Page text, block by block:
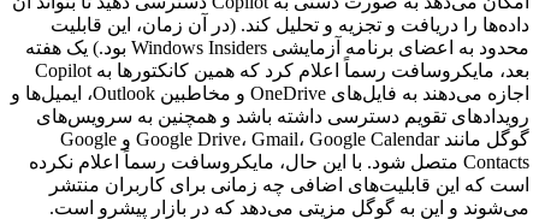
داده‌ها را دریافت و تجزیه و تحلیل کند. (در آن زمان، این قابلیت
محدود به اعضای برنامه آزمایشی Windows Insiders بود.) یک هفته
بعد، مایکروسافت رسماً اعلام کرد که همین کانکتورها به Copilot
اجازه می‌دهند به فایل‌های OneDrive و مخاطبین Outlook، ایمیل‌ها و
رویدادهای تقویم دسترسی داشته باشد و همچنین به سرویس‌های
گوگل مانند Google Drive، Gmail، Google Calendar و Google
Contacts متصل شود. با این حال، مایکروسافت رسماً اعلام نکرده
است که این قابلیت‌های اضافی چه زمانی برای کاربران منتشر
می‌شوند و این به گوگل مزیتی می‌دهد که در بازار پیشرو است.